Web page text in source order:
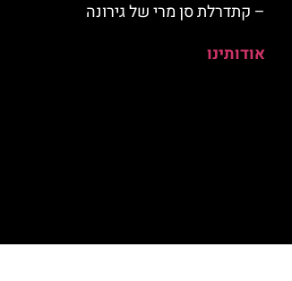
– קתדרלת סן מרי של גירונה
אודותינו